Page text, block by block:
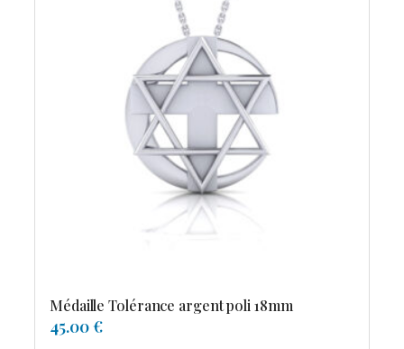
Médaille Tolérance argent poli 18mm
45.00 €